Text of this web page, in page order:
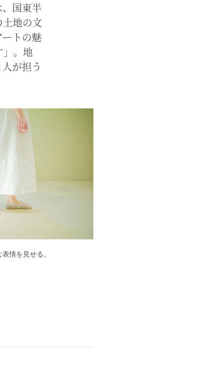
国東半
地の文
トの魅
。地
が担う
情を見せる。